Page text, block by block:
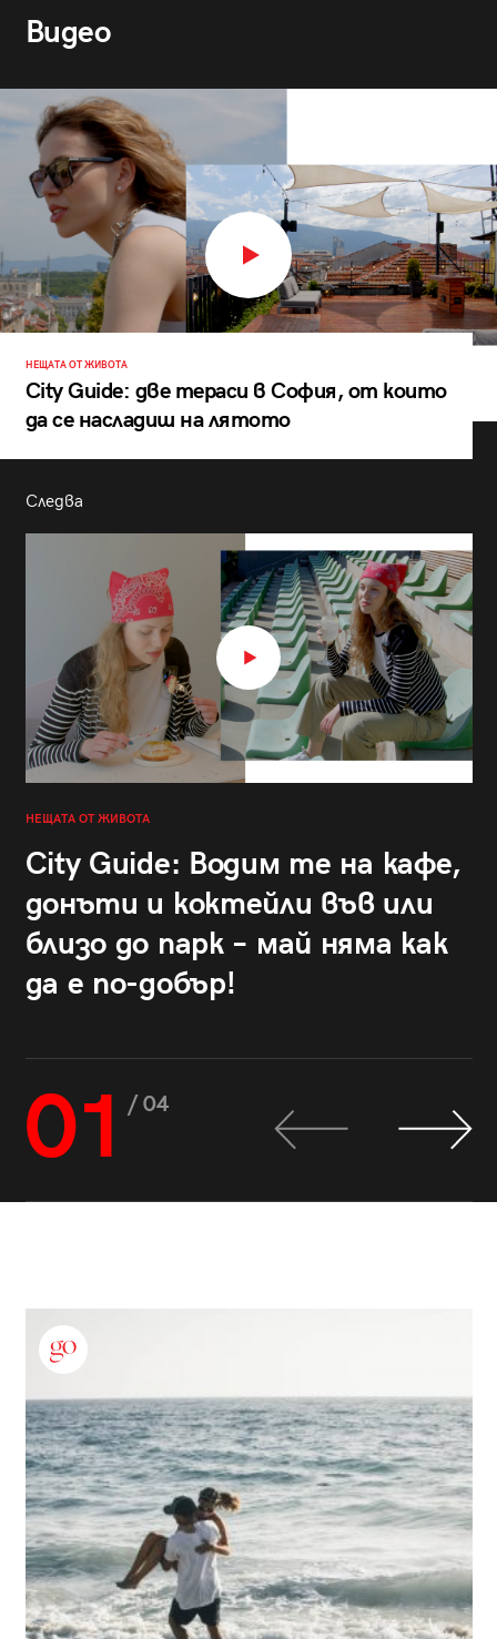
Видео
НЕЩАТА ОТ ЖИВОТА
City Guide: две тераси в София, от които
да се насладиш на лятото
Следва
НЕЩАТА ОТ ЖИВОТА
City Guide: Водим те на кафе,
донъти и коктейли във или
близо до парк – май няма как
да е по-добър!
01 / 04